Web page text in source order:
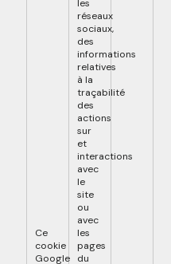
Ce
cookie
Google
les
réseaux
sociaux,
des
informations
relatives
à la
traçabilité
des
actions
sur
et
interactions
avec
le
site
ou
avec
les
pages
du